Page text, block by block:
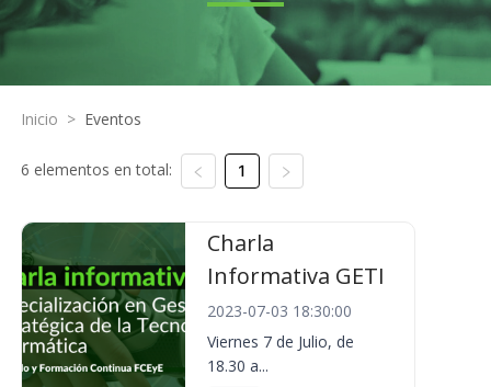
Inicio > Eventos
6 elementos en total: 1
Charla
Informativa GETI
2023-07-03 18:30:00
Viernes 7 de Julio, de
18.30 a...